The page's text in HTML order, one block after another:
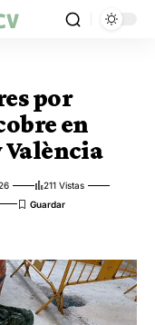
por
en
València
211 Vistas